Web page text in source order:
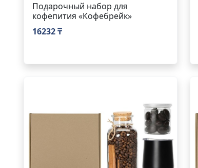
Подарочный набор для
кофепития «Кофебрейк»
16232 ₸